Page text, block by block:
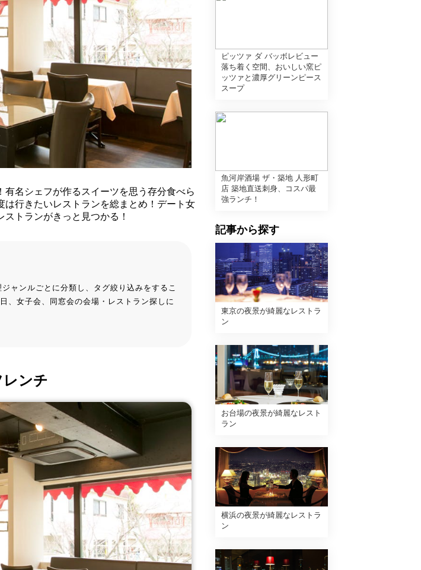
名シェフが作るスイーツを思う存分食べら
行きたいレストランを総まとめ！デート女
トランがきっと見つかる！
ャンルごとに分類し、タグ絞り込みをするこ
、女子会、同窓会の会場・レストラン探しに
ンチ
ピッツァ ダ バッボレビュー
落ち着く空間、おいしい窯ピ
ッツァと濃厚グリーンピース
スープ
魚河岸酒場 ザ・築地 人形町
店 築地直送刺身、コスパ最
強ランチ！
記事から探す
東京の夜景が綺麗なレストラ
ン
お台場の夜景が綺麗なレスト
ラン
横浜の夜景が綺麗なレストラ
ン